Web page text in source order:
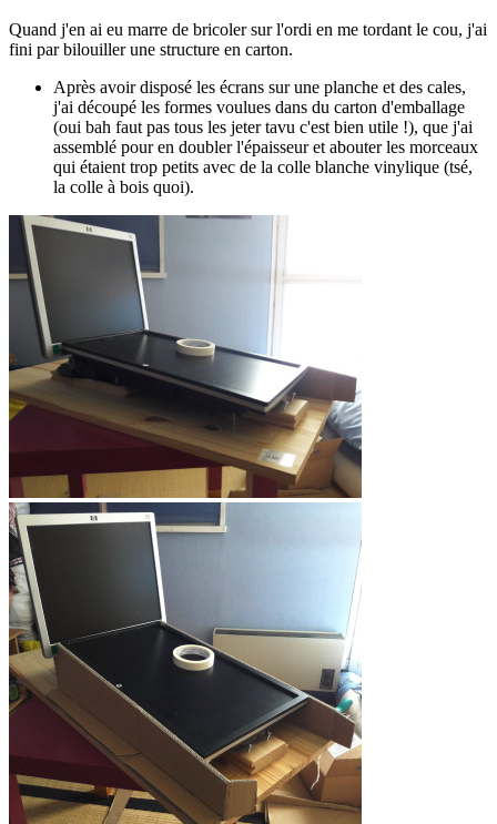
Quand j'en ai eu marre de bricoler sur l'ordi en me tordant le cou, j'ai
fini par bilouiller une structure en carton.
Après avoir disposé les écrans sur une planche et des cales,
j'ai découpé les formes voulues dans du carton d'emballage
(oui bah faut pas tous les jeter tavu c'est bien utile !), que j'ai
assemblé pour en doubler l'épaisseur et abouter les morceaux
qui étaient trop petits avec de la colle blanche vinylique (tsé,
la colle à bois quoi).